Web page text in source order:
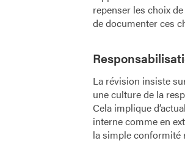
repenser les choix
de documenter ces
La révision insiste
une culture de la
Cela implique
interne comme en
la simple conformité